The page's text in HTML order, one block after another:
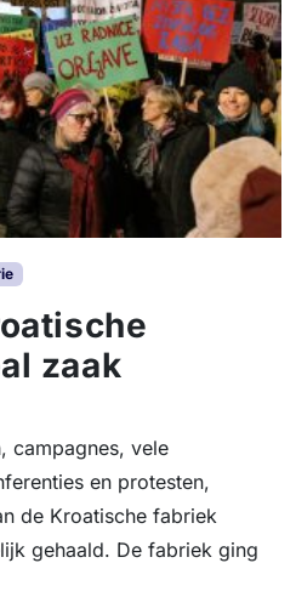
zaak
campagnes, vele
en protesten,
de Kroatische fabriek
gehaald. De fabriek ging